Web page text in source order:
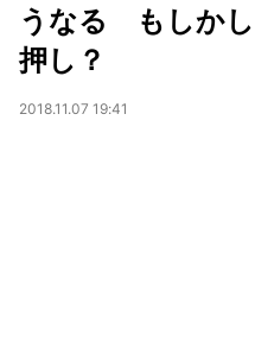
うなる もしか
押し？
2018.11.07 19:41